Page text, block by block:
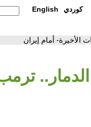
English كوردي
الأخيرة- أمام إيران